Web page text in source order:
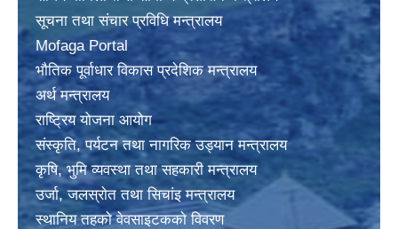
सूचना तथा संचार प्रविधि मन्त्रालय
Mofaga Portal
भाैतिक पूर्वाधार विकास प्रदेशिक मन्त्रालय
अर्थ मन्त्रालय
राष्ट्रिय योजना आयोग
संस्कृति, पर्यटन तथा नागरिक उड्यान मन्त्रालय
कृषि, भुमि व्यवस्था तथा सहकारी मन्त्रालय
उर्जा, जलस्राेत तथा सिचांइ मन्त्रालय
स्थानिय तहकाे वेवसाइटककाे विवरण